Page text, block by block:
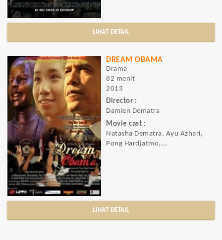
LIHAT DETAIL
DREAM OBAMA
Drama
82 menit
2013
Director :
Damien Dematra
Movie cast :
Natasha Dematra, Ayu Azhari,
Pong Hardjatmo,...
LIHAT DETAIL